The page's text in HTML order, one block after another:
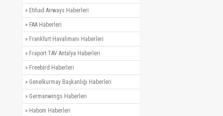
» Etihad Airways Haberleri
» FAA Haberleri
» Frankfurt Havalimanı Haberleri
» Fraport TAV Antalya Haberleri
» Freebird Haberleri
» Genelkurmay Başkanlığı Haberleri
» Germanwings Haberleri
» Habom Haberleri